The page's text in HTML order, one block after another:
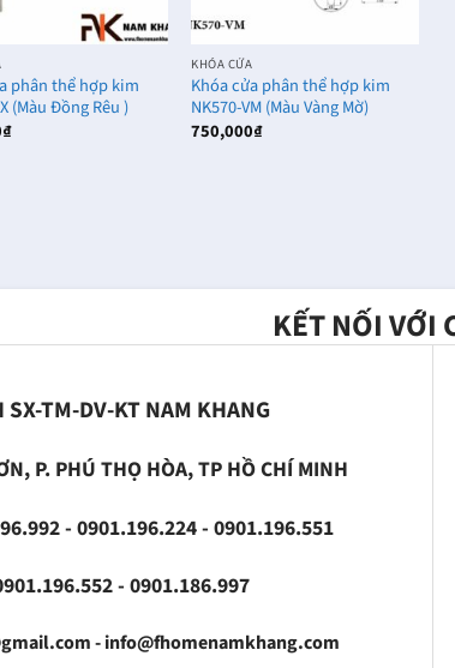
phân thể hợp kim
(Màu Đồng Rêu )
₫
KHÓA CỬA
Khóa cửa phân thể hợp kim
NK570-VM (Màu Vàng Mờ)
750,000₫
KẾT NỐI VỚI
SX-TM-DV-KT NAM KHANG
P. PHÚ THỌ HÒA, TP HỒ CHÍ MINH
- 0901.196.224 - 0901.196.551
- 0901.186.997
- info@fhomenamkhang.com